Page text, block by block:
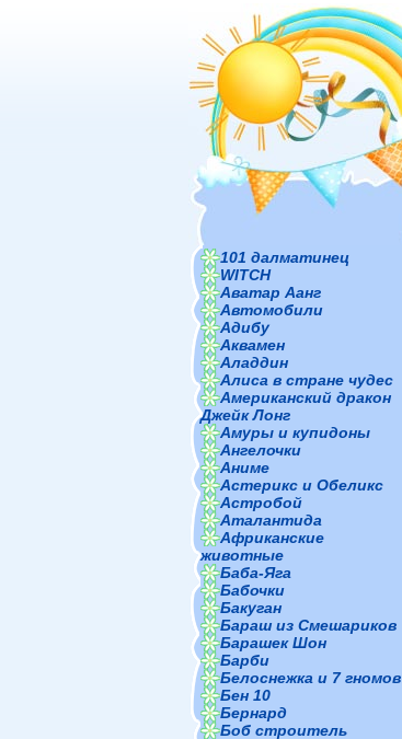
101 далматинец
WITCH
Аватар Аанг
Автомобили
Адибу
Аквамен
Аладдин
Алиса в стране чудес
Американский дракон
Джейк Лонг
Амуры и купидоны
Ангелочки
Аниме
Астерикс и Обеликс
Астробой
Аталантида
Африканские
животные
Баба-Яга
Бабочки
Бакуган
Бараш из Смешариков
Барашек Шон
Барби
Белоснежка и 7 гномов
Бен 10
Бернард
Боб строитель